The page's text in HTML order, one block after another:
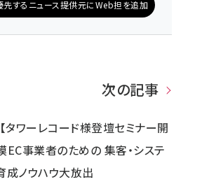
先するニュース提供元にWeb担を追加
次の記事
タワーレコード様登壇セミナー開
EC事業者のための 集客・システ
成ノウハウ大放出